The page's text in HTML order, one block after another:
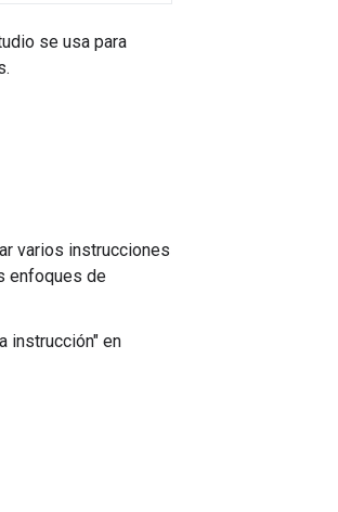
se usa para
varios instrucciones
enfoques de
instrucción" en